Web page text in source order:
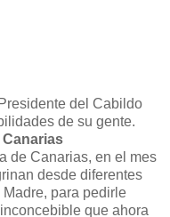
del Cabildo
de su gente.
de Canarias, en el mes
desde diferentes
para pedirle
que ahora